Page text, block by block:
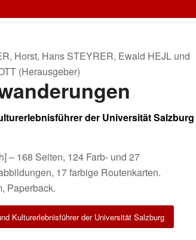
Horst, Hans STEYRER, Ewald HEJL und
(Herausgeber)
der Universität Salzburg
– 168 Seiten, 124 Farb- und 27
17 farbige Routenkarten.
Paperback.
Kulturerlebnisführer der Universität Salzburg